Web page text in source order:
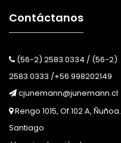
Contáctanos
(56-2) 2583 0334 / (56-2)
2583 0333 /+56 998202149
cjunemann@junemann.cl
Rengo 1015, Of.102 A, Ñuñoa.
Santiago